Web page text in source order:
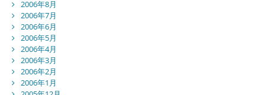
2006年8月
2006年7月
2006年6月
2006年5月
2006年4月
2006年3月
2006年2月
2006年1月